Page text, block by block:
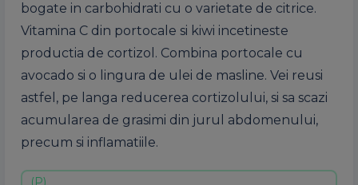
bogate in carbohidrati cu o varietate de citrice.
Vitamina C din portocale si kiwi incetineste
productia de cortizol. Combina portocale cu
avocado si o lingura de ulei de masline. Vei reusi
astfel, pe langa reducerea cortizolului, si sa scazi
acumularea de grasimi din jurul abdomenului,
precum si inflamatiile.